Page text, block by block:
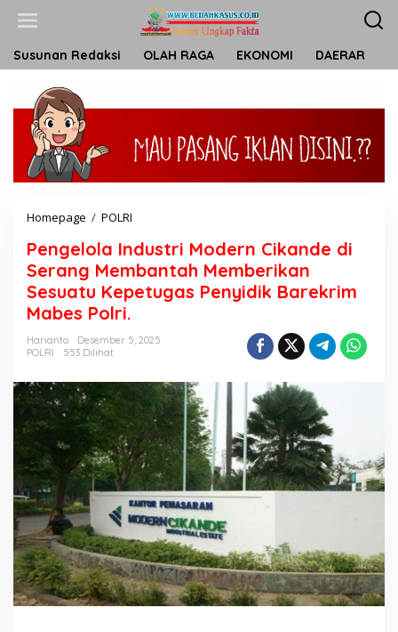
t
Susunan Redaksi OLAH RAGA EKONOMI DAERAR
Homepage / POLRI
n
g
e
l
a
d
s
t
r
i
M
o
d
e
r
n
C
i
Pengelola Industri Modern Cikande di
Serang Membantah Memberikan
Sesuatu Kepetugas Penyidik Barekrim
Mabes Polri.
Harianto
Desember 5, 2025
POLRI
553 Dilihat